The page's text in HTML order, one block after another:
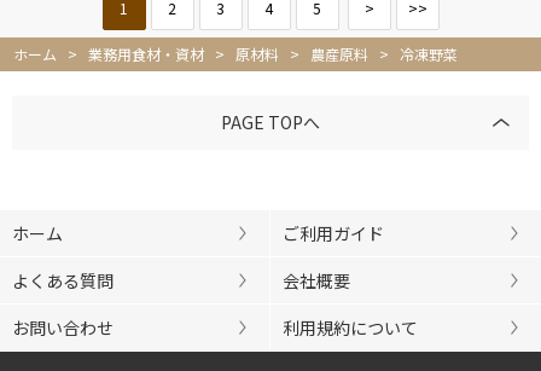
1 2 3 4 5 > >>
ホーム > 業務用食材・資材 > 原材料 > 農産原料 > 冷凍野菜
PAGE TOPへ
ホーム
ご利用ガイド
よくある質問
会社概要
お問い合わせ
利用規約について